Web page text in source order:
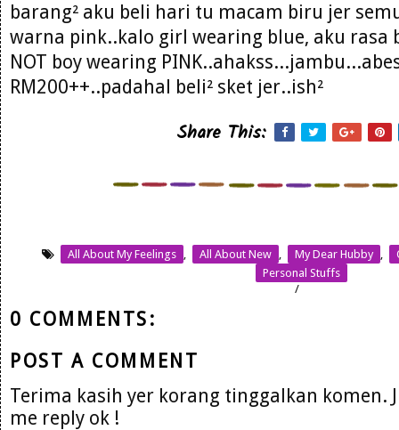
barang² aku beli hari tu macam biru jer
warna pink..kalo girl wearing blue, aku rasa
NOT boy wearing
RM200++..padahal beli² sket jer..ish²
Share This:
All About My Feelings , All About New , My Dear Hubby ,
Personal Stuffs
/
0 COMMENTS:
POST A COMMENT
Terima kasih yer korang tinggalkan komen.
me reply ok !